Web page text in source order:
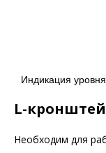
Индикация
L-
Необходим для